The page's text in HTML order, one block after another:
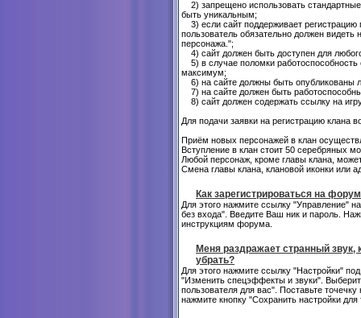
2) запрещено использовать
быть уникальным;
3) если сайт поддерживает регистрацию
пользователь обязательно должен видеть
персонажа.";
4) сайт должен быть доступен для
5) в случае поломки работоспособность
максимум;
6) на сайте должны быть опубликованы
7) на сайте должен быть
8) сайт должен содержать ссылку на
Для подачи заявки на регистрацию клана
Приём новых персонажей в клан
Вступление в клан стоит 50 серебряных
Любой персонаж, кроме главы клана,
Смена главы клана, клановой иконки или
Как зарегистрироваться на
Для этого нажмите ссылку "Управление"
без входа". Введите Ваш ник и пароль.
инструкциям форума.
Меня раздражает странный звук,
убрать?
Для этого нажмите ссылку "Настройки"
"Изменить спецэффекты и звуки".
пользователя для вас". Поставьте
нажмите кнопку "Сохранить настройки